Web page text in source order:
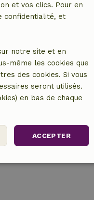
à Kessel Lo
Belgique
Belgique
2 Chambres à coucher
et vos clics. Pour en
confidentialité, et
notre site et en
même les cookies que
des cookies. Si vous
seront utilisés.
en bas de chaque
ACCEPTER
Fonctionnalité